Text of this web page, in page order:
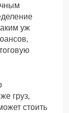
уж
груз,
стоить